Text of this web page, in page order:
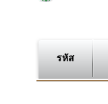
รหัส